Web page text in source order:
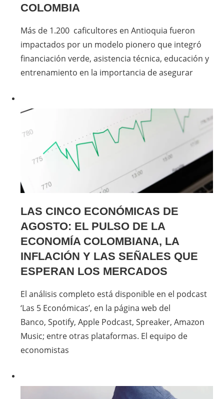
COLOMBIA
Más de 1.200 caficultores en Antioquia fueron
impactados por un modelo pionero que integró
financiación verde, asistencia técnica, educación y
entrenamiento en la importancia de asegurar
LAS CINCO ECONÓMICAS DE
AGOSTO: EL PULSO DE LA
ECONOMÍA COLOMBIANA, LA
INFLACIÓN Y LAS SEÑALES QUE
ESPERAN LOS MERCADOS
El análisis completo está disponible en el podcast
‘Las 5 Económicas’, en la página web del
Banco, Spotify, Apple Podcast, Spreaker, Amazon
Music; entre otras plataformas. El equipo de
economistas